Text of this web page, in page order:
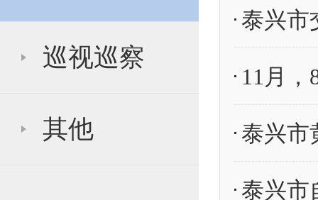
巡视巡察
其他
11月